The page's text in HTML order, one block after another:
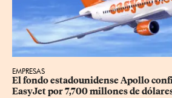
EMPRESAS
El fondo estadounidense Apollo
EasyJet por 7,700 millones de